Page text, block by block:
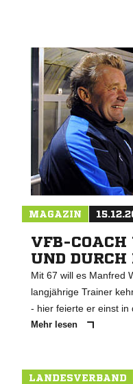
MAGAZIN
VFB-COACH
UND DURCH
Mit 67 will es Manfred
langjährige Trainer
- hier feierte er einst in
Mehr lesen
LANDESVERBAND